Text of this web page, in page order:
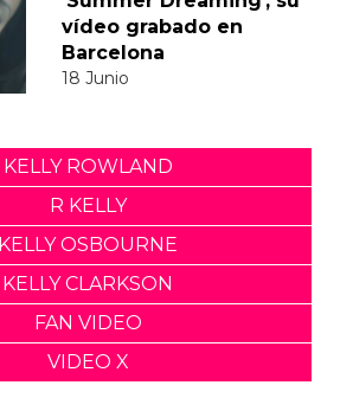
vídeo grabado en
Barcelona
18 Junio
KELLY ROWLAND
R KELLY
KELLY OSBOURNE
KELLY CLARKSON
FAN VIDEO
VIDEO X